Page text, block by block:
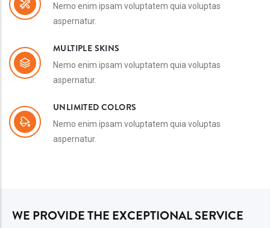
Nemo enim ipsam voluptatem quia voluptas
aspernatur.
MULTIPLE SKINS
Nemo enim ipsam voluptatem quia voluptas
aspernatur.
UNLIMITED COLORS
Nemo enim ipsam voluptatem quia voluptas
aspernatur.
WE PROVIDE THE EXCEPTIONAL SERVICE